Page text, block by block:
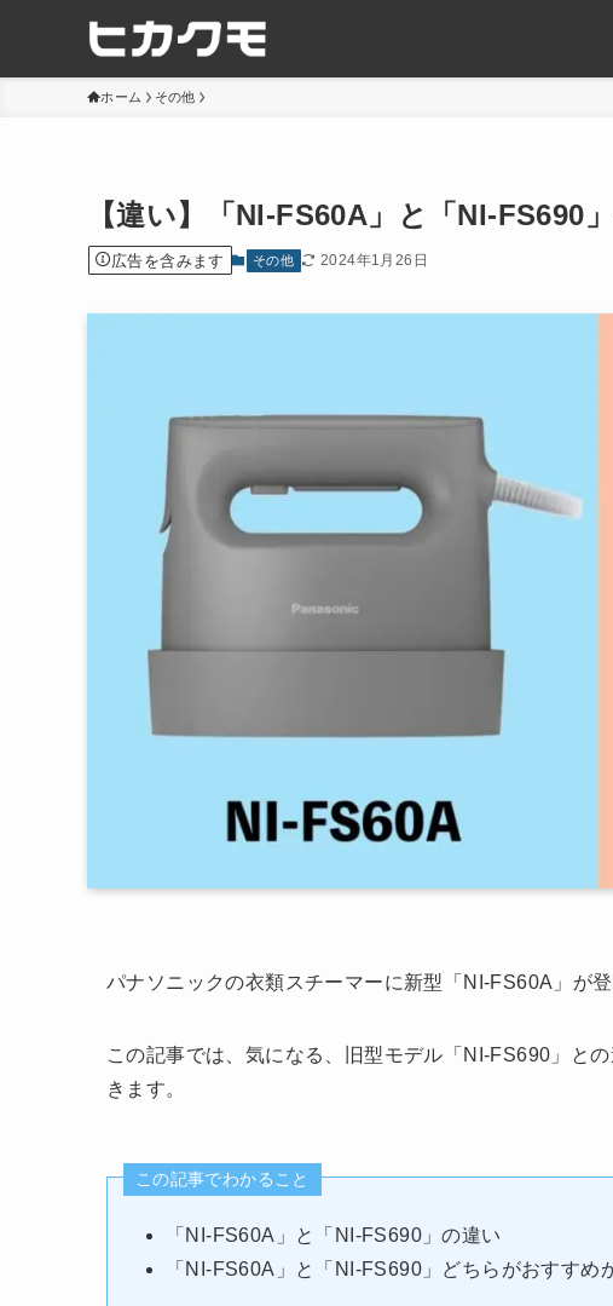
ホーム その他
【違い】「NI-FS60A」と「NI-FS690
広告を含みます その他 2024年1月26日
パナソニックの衣類スチーマーに新型「NI-FS60A」が登
この記事では、気になる、旧型モデル「NI-FS690」と
きます。
この記事でわかること
「NI-FS60A」と「NI-FS690」の違い
「NI-FS60A」と「NI-FS690」どちらがおすすめ